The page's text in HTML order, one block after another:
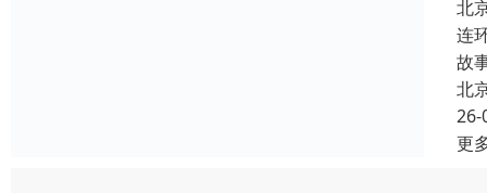
北
连
故
北
26-
更